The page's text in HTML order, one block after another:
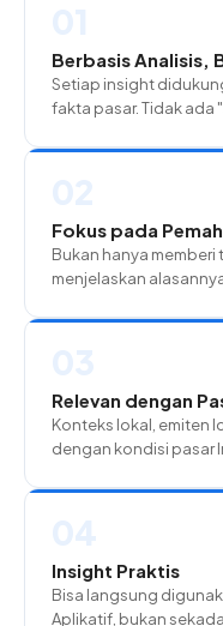
Berbasis Analisis,
Setiap insight
fakta pasar. Tidak ada
Fokus pada
Bukan hanya
menjelaskan
Relevan dengan
Konteks lokal, emiten
dengan kondisi pasar
Insight Praktis
Bisa langsung
Aplikatif, bukan